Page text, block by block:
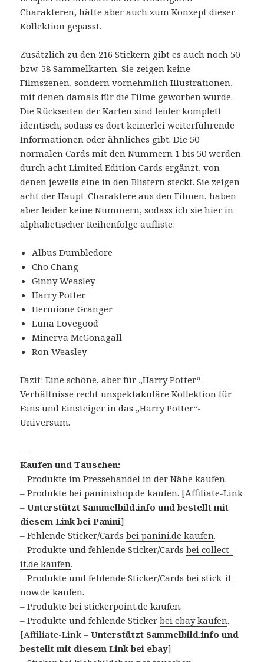
Charakteren, hätte aber auch zum Konzept dieser
Kollektion gepasst.
Zusätzlich zu den 216 Stickern gibt es auch noch 50
bzw. 58 Sammelkarten. Sie zeigen keine
Filmszenen, sondern vornehmlich Illustrationen,
mit denen damals für die Filme geworben wurde.
Die Rückseiten der Karten sind leider komplett
identisch, sodass es dort keinerlei weiterführende
Informationen oder ähnliches gibt. Die 50
normalen Cards mit den Nummern 1 bis 50 werden
durch acht Limited Edition Cards ergänzt, von
denen jeweils eine in den Blistern steckt. Sie zeigen
acht der Haupt-Charaktere aus den Filmen, haben
aber leider keine Nummern, sodass ich sie hier in
alphabetischer Reihenfolge aufliste:
Albus Dumbledore
Cho Chang
Ginny Weasley
Harry Potter
Hermione Granger
Luna Lovegood
Minerva McGonagall
Ron Weasley
Fazit: Eine schöne, aber für „Harry Potter“-
Verhältnisse recht unspektakuläre Kollektion für
Fans und Einsteiger in das „Harry Potter“-
Universum.
—
Kaufen und Tauschen:
– Produkteim Pressehandel in der Nähe kaufen.
– Produktebei paninishop.de kaufen. [Affiliate-Link
–Unterstützt Sammelbild.info und bestellt mit
diesem Link bei Panini]
– Fehlende Sticker/Cardsbei panini.de kaufen.
– Produkte und fehlende Sticker/Cardsbei collect-
it.de kaufen.
– Produkte und fehlende Sticker/Cardsbei stick-it-
now.de kaufen.
– Produktebei stickerpoint.de kaufen.
– Produkte und fehlende Stickerbei ebay kaufen.
[Affiliate-Link –Unterstützt Sammelbild.info und
bestellt mit diesem Link bei ebay]